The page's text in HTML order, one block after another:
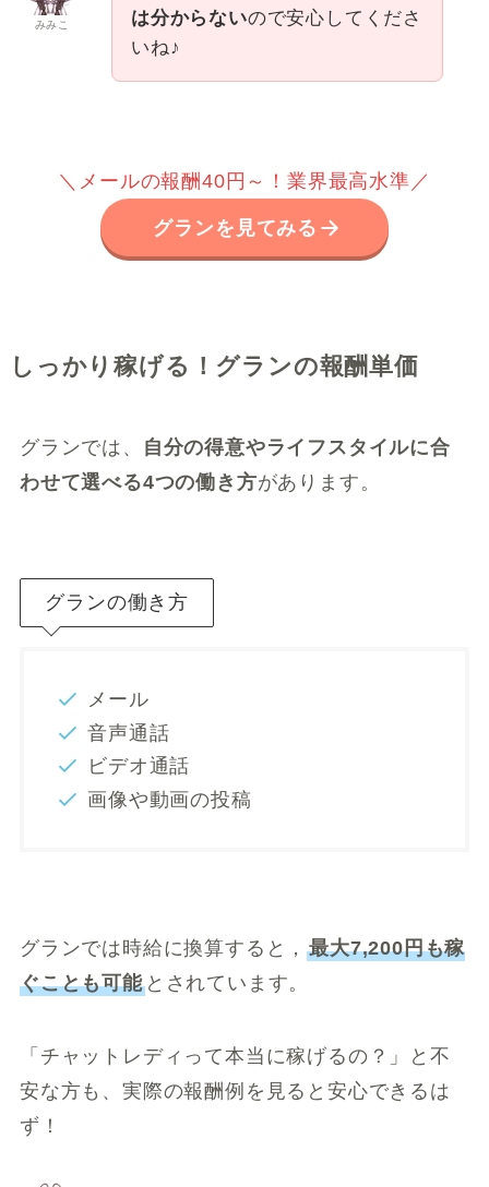
みみこ
は分からないので安心してくださ
いね♪
＼メールの報酬40円～！業界最高水準／
グランを見てみる
しっかり稼げる！グランの報酬単価
グランでは、
自分の得意やライフスタイルに合
わせて選べる4つの働き方があります。
グランの働き方
メール
音声通話
ビデオ通話
画像や動画の投稿
グランでは時給に換算すると，最大7,200円も稼
ぐことも可能とされています。
「チャットレディって本当に稼げるの？」と不
安な方も、実際の報酬例を見ると安心できるは
ず！